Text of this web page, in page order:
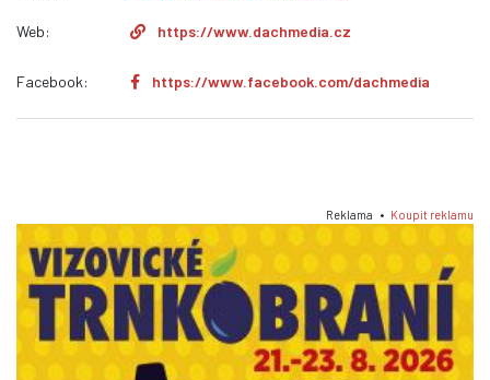
Web: https://www.dachmedia.cz
Facebook: https://www.facebook.com/dachmedia
Reklama • Koupit reklamu